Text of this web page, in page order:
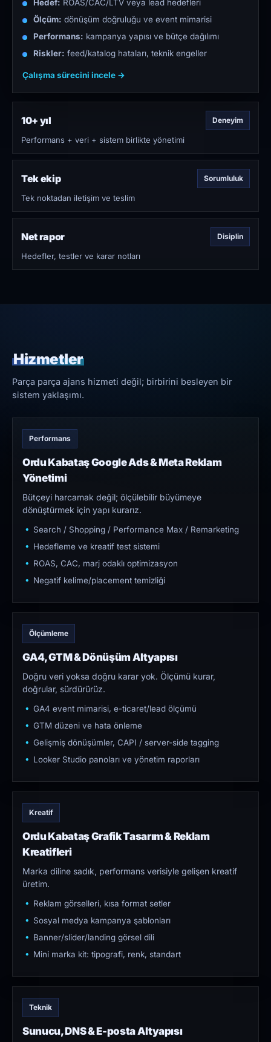
Hedef: ROAS/CAC/LTV veya lead hedefleri
Ölçüm: dönüşüm doğruluğu ve event mimarisi
Performans: kampanya yapısı ve bütçe dağılımı
Riskler: feed/katalog hataları, teknik engeller
Çalışma sürecini incele →
10+ yıl Deneyim
Performans + veri + sistem birlikte yönetimi
Tek ekip Sorumluluk
Tek noktadan iletişim ve teslim
Net rapor Disiplin
Hedefler, testler ve karar notları
Hizmetler
Parça parça ajans hizmeti değil; birbirini besleyen bir
sistem yaklaşımı.
Performans
Ordu Kabataş Google Ads & Meta Reklam
Yönetimi
Bütçeyi harcamak değil; ölçülebilir büyümeye
dönüştürmek için yapı kurarız.
Search / Shopping / Performance Max / Remarketing
Hedefleme ve kreatif test sistemi
ROAS, CAC, marj odaklı optimizasyon
Negatif kelime/placement temizliği
Ölçümleme
GA4, GTM & Dönüşüm Altyapısı
Doğru veri yoksa doğru karar yok. Ölçümü kurar,
doğrular, sürdürürüz.
GA4 event mimarisi, e-ticaret/lead ölçümü
GTM düzeni ve hata önleme
Gelişmiş dönüşümler, CAPI / server-side tagging
Looker Studio panoları ve yönetim raporları
Kreatif
Ordu Kabataş Grafik Tasarım & Reklam
Kreatifleri
Marka diline sadık, performans verisiyle gelişen kreatif
üretim.
Reklam görselleri, kısa format setler
Sosyal medya kampanya şablonları
Banner/slider/landing görsel dili
Mini marka kit: tipografi, renk, standart
Teknik
Sunucu, DNS & E-posta Altyapısı